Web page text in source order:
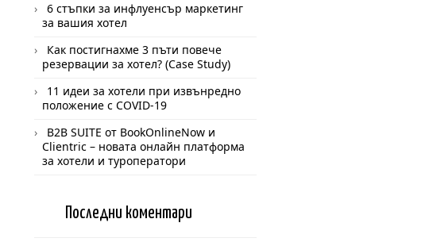
6 стъпки за инфлуенсър маркетинг
за вашия хотел
Как постигнахме 3 пъти повече
резервации за хотел? (Case Study)
11 идеи за хотели при извънредно
положение с COVID-19
B2B SUITE от BookOnlineNow и
Clientric – новата онлайн платформа
за хотели и туроператори
Последни коментари